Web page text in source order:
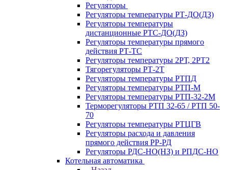
Регуляторы
Регуляторы температуры РТ-ДО(ДЗ)
Регуляторы температуры
дистанционные РТС-ДО(ДЗ)
Регуляторы температуры прямого
действия РТ-ТС
Регуляторы температуры 2РТ, 2РT2
Тягорегуляторы РТ-2Т
Регуляторы температуры РТПД
Регуляторы температуры РТП-M
Регуляторы температуры РТП-32-2М
Терморегуляторы РТП 32-65 / РТП 50-
70
Регуляторы температуры РТЦГВ
Регуляторы расхода и давления
прямого действия РР-РД
Регуляторы РДС-НО(НЗ) и РПДС-НО
Котельная автоматика